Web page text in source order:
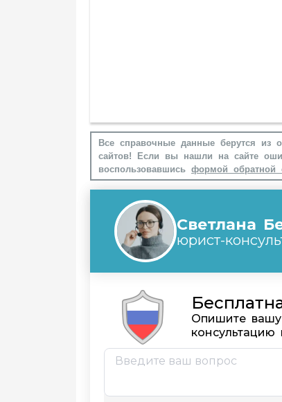
Все справочные данные берутся из
сайтов! Если вы нашли на сайте
воспользовавшись формой обратной